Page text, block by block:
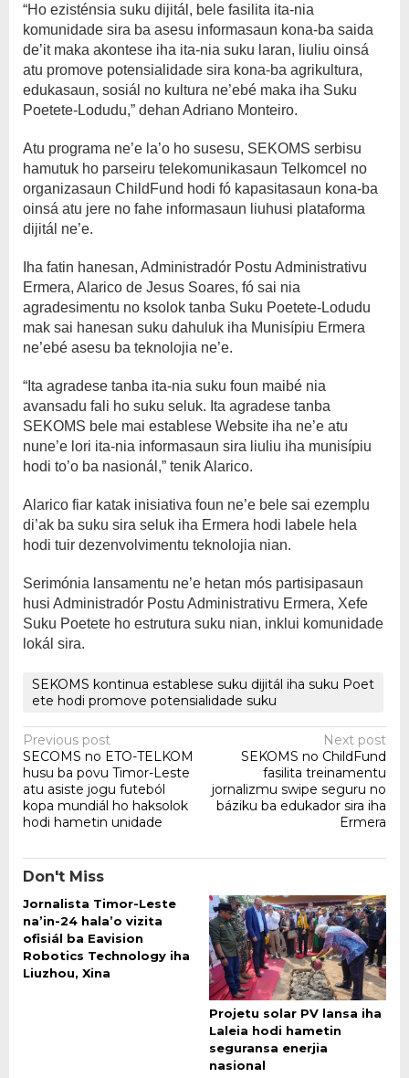
“Ho ezisténsia suku dijitál, bele fasilita ita-nia
komunidade sira ba asesu informasaun kona-ba saida
de’it maka akontese iha ita-nia suku laran, liuliu oinsá
atu promove potensialidade sira kona-ba agrikultura,
edukasaun, sosiál no kultura ne’ebé maka iha Suku
Poetete-Lodudu,” dehan Adriano Monteiro.
Atu programa ne’e la’o ho susesu, SEKOMS serbisu
hamutuk ho parseiru telekomunikasaun Telkomcel no
organizasaun ChildFund hodi fó kapasitasaun kona-ba
oinsá atu jere no fahe informasaun liuhusi plataforma
dijitál ne’e.
Iha fatin hanesan, Administradór Postu Administrativu
Ermera, Alarico de Jesus Soares, fó sai nia
agradesimentu no ksolok tanba Suku Poetete-Lodudu
mak sai hanesan suku dahuluk iha Munisípiu Ermera
ne’ebé asesu ba teknolojia ne’e.
“Ita agradese tanba ita-nia suku foun maibé nia
avansadu fali ho suku seluk. Ita agradese tanba
SEKOMS bele mai establese Website iha ne’e atu
nune’e lori ita-nia informasaun sira liuliu iha munisípiu
hodi to’o ba nasionál,” tenik Alarico.
Alarico fiar katak inisiativa foun ne’e bele sai ezemplu
di’ak ba suku sira seluk iha Ermera hodi labele hela
hodi tuir dezenvolvimentu teknolojia nian.
Serimónia lansamentu ne’e hetan mós partisipasaun
husi Administradór Postu Administrativu Ermera, Xefe
Suku Poetete ho estrutura suku nian, inklui komunidade
lokál sira.
SEKOMS kontinua establese suku dijitál iha suku Poet
ete hodi promove potensialidade suku
Post
navigation
Previous post
SECOMS no ETO-TELKOM
husu ba povu Timor-Leste
atu asiste jogu futeból
kopa mundiál ho haksolok
hodi hametin unidade
Next post
SEKOMS no ChildFund
fasilita treinamentu
jornalizmu swipe seguru no
báziku ba edukador sira iha
Ermera
Don't Miss
Jornalista Timor-Leste
na’in-24 hala’o vizita
ofisiál ba Eavision
Robotics Technology iha
Liuzhou, Xina
Projetu solar PV lansa iha
Laleia hodi hametin
seguransa enerjia
nasional